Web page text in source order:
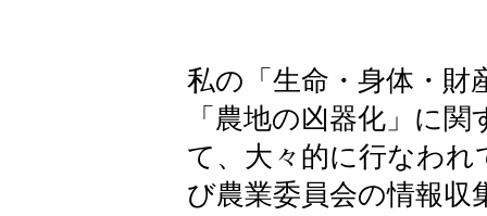
私の「生命・身体・財
「農地の凶器化」に
て、大々的に行なわ
び農業委員会の情報